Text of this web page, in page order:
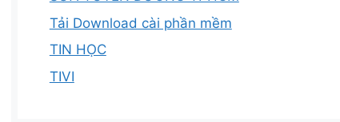
Tải Download cài phần mềm
TIN HỌC
TIVI